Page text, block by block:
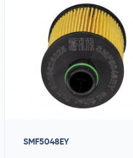
SMF5048EY